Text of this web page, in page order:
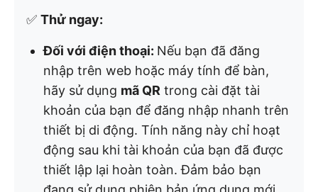
✅ Thử ngay:
Đối với điện thoại: Nếu bạn đã đăng
nhập trên web hoặc máy tính để bàn,
hãy sử dụng mã QR trong cài đặt tài
khoản của bạn để đăng nhập nhanh trên
thiết bị di động. Tính năng này chỉ hoạt
động sau khi tài khoản của bạn đã được
thiết lập lại hoàn toàn. Đảm bảo bạn